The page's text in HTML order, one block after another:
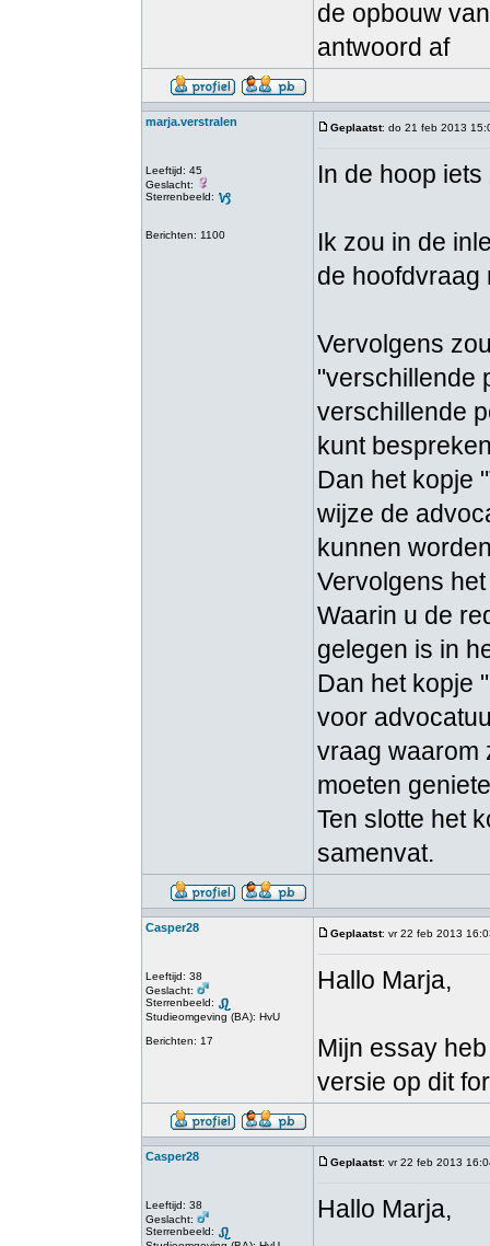
de opbouw
antwoord af
marja.verstralen
Leeftijd: 45
Geslacht:
Sterrenbeeld:
Berichten: 1100
Geplaatst: do 21 feb 2013
In de hoop
Ik zou in de
de hoofdvraag
Vervolgens
"verschillende
verschillende
kunt
Dan het kopje
wijze de
kunnen
Vervolgens
Waarin u de
gelegen is in
Dan het kopje
voor
vraag waarom
moeten
Ten slotte het
samenvat.
Casper28
Leeftijd: 38
Geslacht:
Sterrenbeeld:
Studieomgeving (BA): HvU
Berichten: 17
Geplaatst: vr 22 feb 2013
Hallo Marja,
Mijn essay
versie op dit
Casper28
Leeftijd: 38
Geslacht:
Sterrenbeeld:
Geplaatst: vr 22 feb 2013
Hallo Marja,